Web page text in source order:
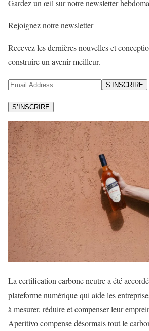
Gardez un œil sur notre newsletter
Rejoignez notre newsletter
Recevez les dernières nouvelles et
construire un avenir meilleur.
S’INSCRIRE
S’INSCRIRE
La certification carbone neutre a été
plateforme numérique qui aide les
à mesurer, réduire et compenser leur
Aperitivo compense désormais tout le